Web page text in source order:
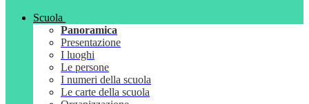
Scuola
Panoramica
Presentazione
I luoghi
Le persone
I numeri della scuola
Le carte della scuola